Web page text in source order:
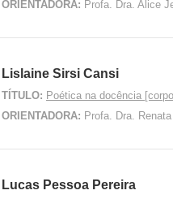
ORIENTADORA: Profa. Dra. Alice
Lislaine Sirsi Cansi
TÍTULO: Poética na docência
ORIENTADORA: Profa. Dra.
Lucas Pessoa Pereira